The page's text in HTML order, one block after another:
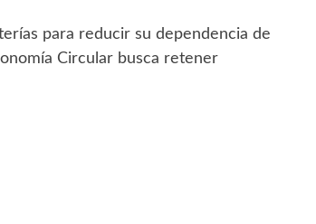
para reducir su dependencia de
Circular busca retener